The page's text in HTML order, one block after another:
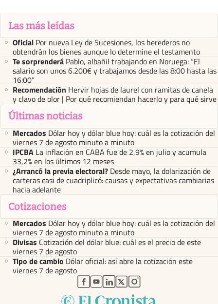
Las más leídas
Oficial Por nueva Ley de Sucesiones, los herederos no
obtendrán los bienes aunque lo determine el testamento
Te sorprenderá Pablo, albañil trabajando en Noruega: “El
salario son unos 6.200€ y trabajamos desde las 8:00 hasta las
16:00”
Recomendación Hervir hojas de laurel con ramitas de canela
y clavo de olor | Por qué recomiendan hacerlo y para qué sirve
Últimas noticias
Mercados Dólar hoy y dólar blue hoy: cuál es la cotización del
viernes 7 de agosto minuto a minuto
IPCBA La inflación en CABA fue de 2,9% en julio y acumula
33,2% en los últimos 12 meses
¿Arrancó la previa electoral? Desde mayo, la dolarización de
carteras casi de cuadriplicó: causas y expectativas cambiarias
hacia adelante
Cotizaciones
Mercados Dólar hoy y dólar blue hoy: cuál es la cotización del
viernes 7 de agosto minuto a minuto
Divisas Cotización del dólar blue: cuál es el precio de este
viernes 7 de agosto
Tipo de cambio Dólar oficial: así abre la cotización este
viernes 7 de agosto
abre en nueva pestaña
abre en nueva pestaña
abre en nueva pestaña
abre en nueva pestaña
abre en nueva pestaña